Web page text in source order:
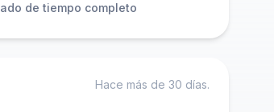
de tiempo completo
Hace más de 30 días.